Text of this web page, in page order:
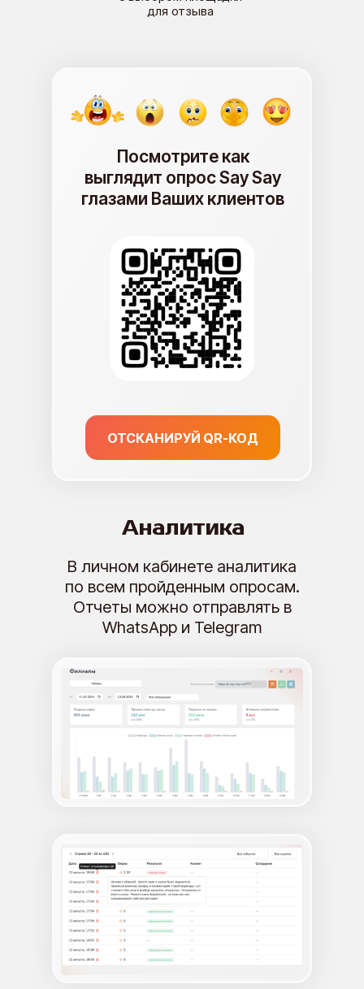
для отзыва
связью
Посмотрите как
выглядит опрос Say Say
глазами Ваших клиентов
ОТСКАНИРУЙ QR-КОД
Аналитика
В личном кабинете аналитика
по всем пройденным опросам.
Отчеты можно отправлять в
WhatsApp и Telegram